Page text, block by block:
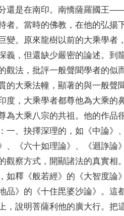
還是在南印。南憍薩羅國王
者。當時的佛教 ，在他的弘揚
變。 原來龍樹以前的大乘學者
義 ，但還缺少嚴密的論述。到
觀法 ，批評一般聲聞學者的似
的大乘法幢 ，顯著的與一般聲
度 ， 大乘學者都尊他為大乘的
為大乘八宗的共祖 。他的作品
：一、抉擇深理的 ，如 《中論》
、 《六十如理論》 、 《迴諍論
觀察方式 ， 開顯諸法的真實相
，如釋 《般若經》 的 《大智度論
品》 的 《十住毘婆沙論》 。這
，說明菩薩利他的廣大行。把